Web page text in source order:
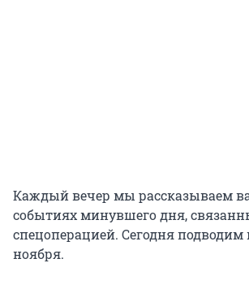
Каждый вечер мы рассказываем
событиях минувшего дня,
спецоперацией. Сегодня подводим
ноября.